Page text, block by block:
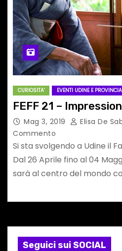
CURIOSITA' EVENTI UDINE E PROVINCIA
FEFF 21 –
Mag 3, 2019 Elisa De
Commento
Si sta svolgendo a Udine il
Dal 26 Aprile fino al 04
sarà al centro del mondo
Seguici sui SOCIAL